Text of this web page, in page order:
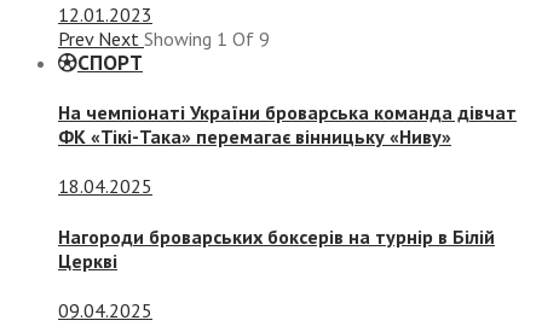
12.01.2023
Prev Next Showing 1 Of 9
СПОРТ
На чемпіонаті України броварська команда дівчат
ФК «Тікі-Така» перемагає вінницьку «Ниву»
18.04.2025
Нагороди броварських боксерів на турнір в Білій
Церкві
09.04.2025